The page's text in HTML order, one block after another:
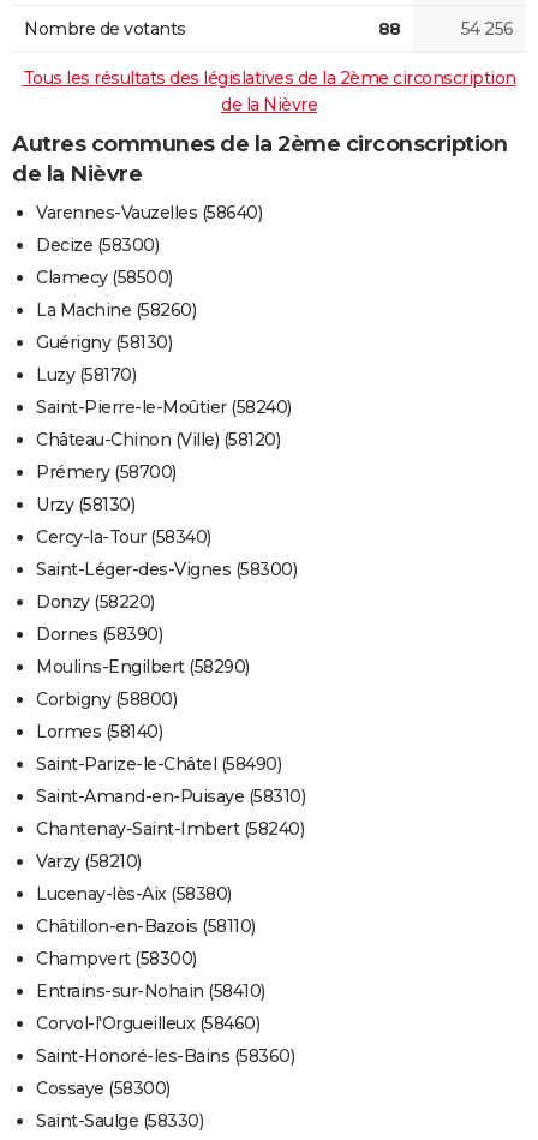
Nombre de votants 88 54 256
Tous les résultats des législatives de la 2ème circonscription
de la Nièvre
Autres communes de la 2ème circonscription
de la Nièvre
Varennes-Vauzelles (58640)
Decize (58300)
Clamecy (58500)
La Machine (58260)
Guérigny (58130)
Luzy (58170)
Saint-Pierre-le-Moûtier (58240)
Château-Chinon (Ville) (58120)
Prémery (58700)
Urzy (58130)
Cercy-la-Tour (58340)
Saint-Léger-des-Vignes (58300)
Donzy (58220)
Dornes (58390)
Moulins-Engilbert (58290)
Corbigny (58800)
Lormes (58140)
Saint-Parize-le-Châtel (58490)
Saint-Amand-en-Puisaye (58310)
Chantenay-Saint-Imbert (58240)
Varzy (58210)
Lucenay-lès-Aix (58380)
Châtillon-en-Bazois (58110)
Champvert (58300)
Entrains-sur-Nohain (58410)
Corvol-l'Orgueilleux (58460)
Saint-Honoré-les-Bains (58360)
Cossaye (58300)
Saint-Saulge (58330)